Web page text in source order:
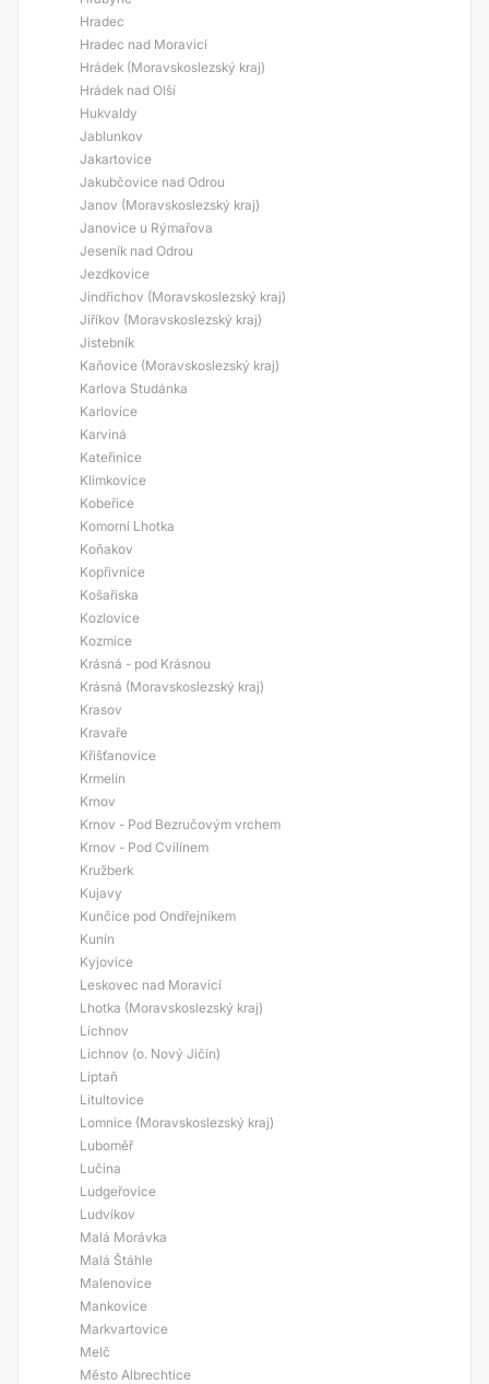
Hradec
Hradec nad Moravicí
Hrádek (Moravskoslezský kraj)
Hrádek nad Olší
Hukvaldy
Jablunkov
Jakartovice
Jakubčovice nad Odrou
Janov (Moravskoslezský kraj)
Janovice u Rýmařova
Jeseník nad Odrou
Jezdkovice
Jindřichov (Moravskoslezský kraj)
Jiříkov (Moravskoslezský kraj)
Jistebník
Kaňovice (Moravskoslezský kraj)
Karlova Studánka
Karlovice
Karviná
Kateřinice
Klimkovice
Kobeřice
Komorní Lhotka
Koňakov
Kopřivnice
Košařiska
Kozlovice
Kozmice
Krásná - pod Krásnou
Krásná (Moravskoslezský kraj)
Krasov
Kravaře
Křišťanovice
Krmelín
Krnov
Krnov - Pod Bezručovým vrchem
Krnov - Pod Cvilínem
Kružberk
Kujavy
Kunčice pod Ondřejníkem
Kunín
Kyjovice
Leskovec nad Moravicí
Lhotka (Moravskoslezský kraj)
Lichnov
Lichnov (o. Nový Jičín)
Liptaň
Litultovice
Lomnice (Moravskoslezský kraj)
Luboměř
Lučina
Ludgeřovice
Ludvíkov
Malá Morávka
Malá Štáhle
Malenovice
Mankovice
Markvartovice
Melč
Město Albrechtice